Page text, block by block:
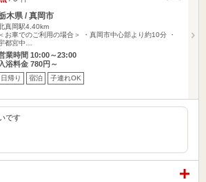
木県 / 真岡市
真岡駅4.40km
＜お車でのご利用の場合＞ ・真岡市中心部より約10分 ・
都宮中…
業時間 10:00～23:00
入浴料金 780円～
日帰り 宿泊 子連れOK
です